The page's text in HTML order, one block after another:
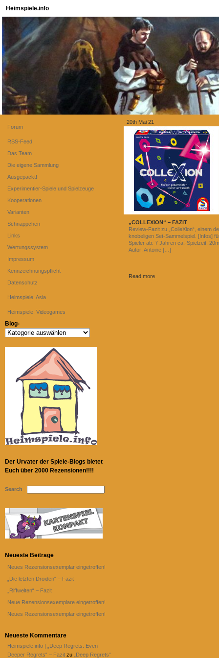
Heimspiele.info
20th Mai 21
„COLLEXION“ – FAZIT
Review-Fazit zu „ColleXion“, einem
knobeligen Set-Sammelspiel. [Infos]
Spieler ab: 7 Jahren ca.-Spielzeit:
Autor: Antoine […]
Read more
Forum
RSS-Feed
Das Team
Die eigene Sammlung
Ausgepackt!
Experimentier-Spiele und Spielzeuge
Kooperationen
Varianten
Schnäppchen
Links
Wertungssystem
Impressum
Kennzeichnungspflicht
Datenschutz
Heimspiele: Asia
Heimspiele: Videogames
Blog-
Blog-
Der Urvater der Spiele-Blogs bietet
Euch über 2000 Rezensionen!!!!
Search
Neueste Beiträge
Neues Rezensionsexemplar eingetroffen!
„Die letzten Droiden“ – Fazit
„Riffwelten“ – Fazit
Neue Rezensionsexemplare eingetroffen!
Neues Rezensionsexemplar eingetroffen!
Neueste Kommentare
Heimspiele.info | „Deep Regrets: Even
Deeper Regrets“ – Fazit zu
„Deep Regrets“